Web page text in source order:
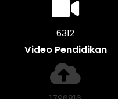
7110
Video Pendidikan